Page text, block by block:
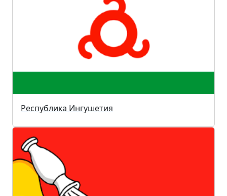
Республика Ингушетия